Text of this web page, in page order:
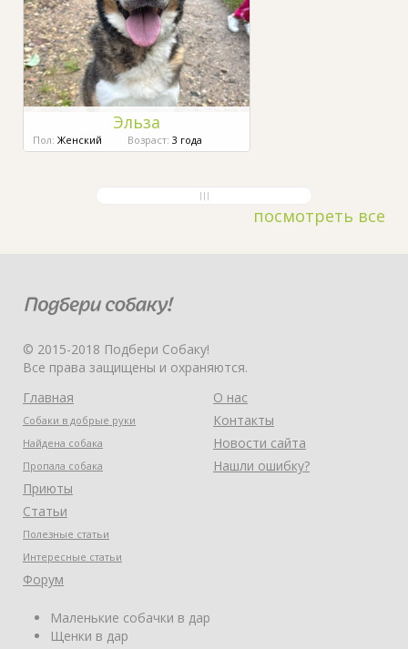
Эльза
Пол: Женский Возраст: 3 года
посмотреть все
© 2015-2018 Подбери Собаку!
Все права защищены и охраняются.
Главная
Собаки в добрые руки
Найдена собака
Пропала собака
Приюты
Статьи
Полезные статьи
Интересные статьи
Форум
О нас
Контакты
Новости сайта
Нашли ошибку?
Маленькие собачки в дар
Щенки в дар